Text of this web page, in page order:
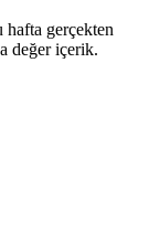
hafta gerçekten
değer içerik.